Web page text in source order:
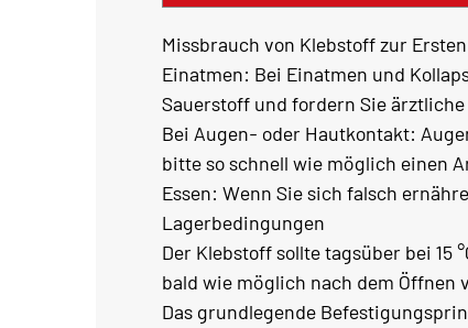
Missbrauch von Klebstoff zur
Einatmen: Bei Einatmen und
Sauerstoff und fordern Sie
Bei Augen- oder Hautkontakt:
bitte so schnell wie möglich einen
Essen: Wenn Sie sich falsch
Lagerbedingungen
Der Klebstoff sollte tagsüber bei 15
bald wie möglich nach dem Öffnen
Das grundlegende